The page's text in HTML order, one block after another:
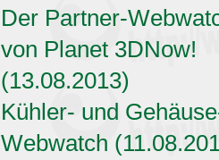
Der Partner-
von Planet 3DNow!
(13.08.2013)
Kühler- und
Webwatch